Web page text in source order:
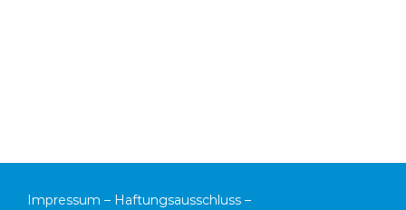
Impressum – Haftungsausschluss –